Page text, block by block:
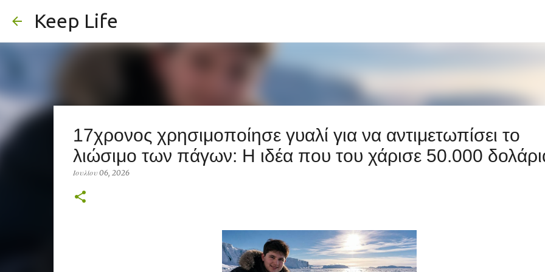
Keep Life
17χρονος χρησιμοποίησε γυαλί για να αντιμετωπίσει το
λιώσιμο των πάγων: Η ιδέα που του χάρισε 50.000
Ιουλίου 06, 2026